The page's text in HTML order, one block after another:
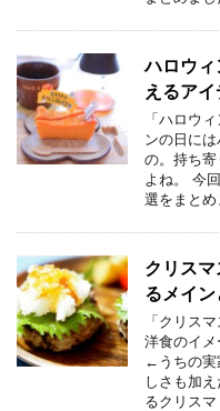
ハロウィ
えるア
「ハロウ
ンの日に
の。持ち
よね。 今
選をまとめ
クリス
るメイ
「クリス
洋食のイメ
←うちの実
しさも加
るクリスマ